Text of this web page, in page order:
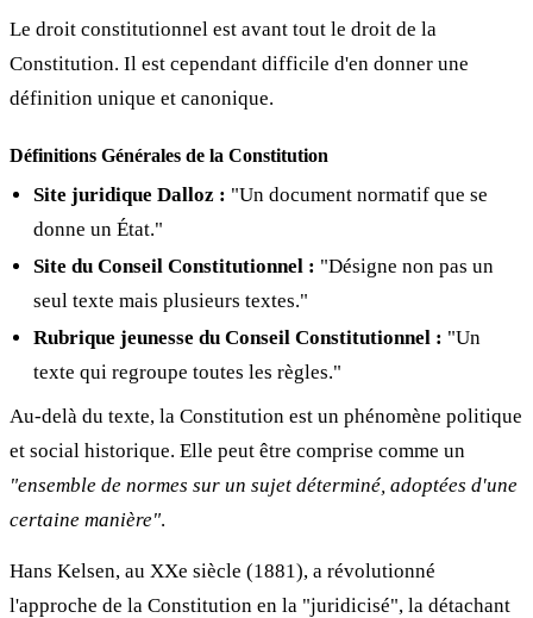
Le droit constitutionnel est avant tout le droit de la
Constitution. Il est cependant difficile d'en donner une
définition unique et canonique.
Définitions Générales de la Constitution
Site juridique Dalloz : "Un document normatif que se
donne un État."
Site du Conseil Constitutionnel : "Désigne non pas un
seul texte mais plusieurs textes."
Rubrique jeunesse du Conseil Constitutionnel : "Un
texte qui regroupe toutes les règles."
Au-delà du texte, la Constitution est un phénomène politique
et social historique. Elle peut être comprise comme un
"ensemble de normes sur un sujet déterminé, adoptées d'une
certaine manière".
Hans Kelsen, au XXe siècle (1881), a révolutionné
l'approche de la Constitution en la "juridicisé", la détachant